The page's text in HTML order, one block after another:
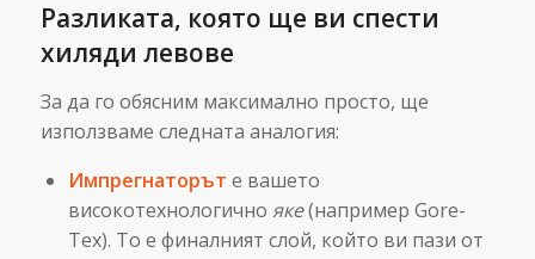
Разликата, която ще ви спести
хиляди левове
За да го обясним максимално просто, ще
използваме следната аналогия:
Импрегнаторът е вашето
високотехнологично яке(например Gore-
Tex). То е финалният слой, който ви пази от